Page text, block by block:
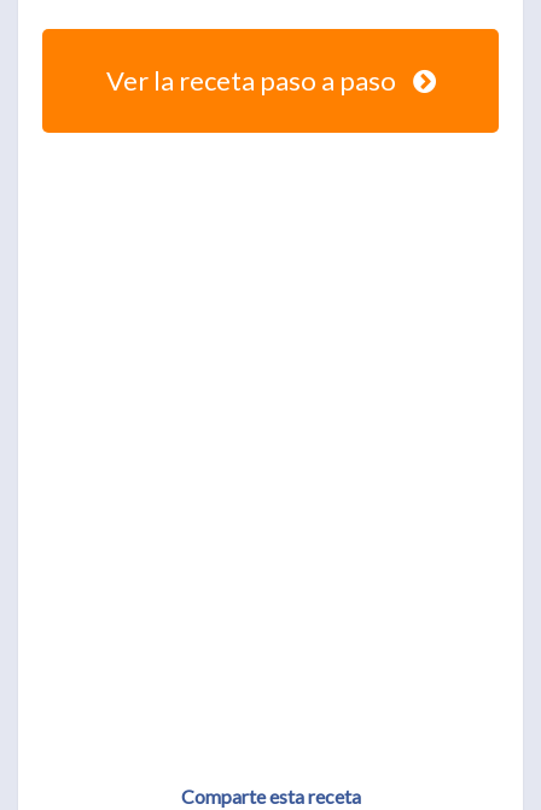
Ver la receta paso a paso
Comparte esta receta